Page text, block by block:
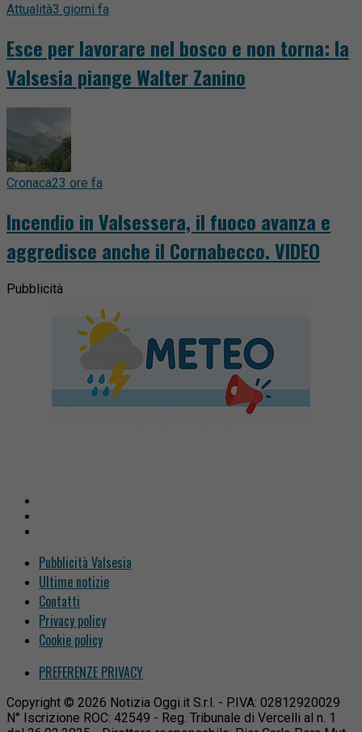
Attualità3 giorni fa
Esce per lavorare nel bosco e non torna: la
Valsesia piange Walter Zanino
Cronaca23 ore fa
Incendio in Valsessera, il fuoco avanza e
aggredisce anche il Cornabecco. VIDEO
Pubblicità
Pubblicità Valsesia
Ultime notizie
Contatti
Privacy policy
Cookie policy
PREFERENZE PRIVACY
Copyright © 2026 Notizia Oggi.it S.r.l. - P.IVA: 02812920029
N° Iscrizione ROC: 42549 - Reg. Tribunale di Vercelli al n. 1